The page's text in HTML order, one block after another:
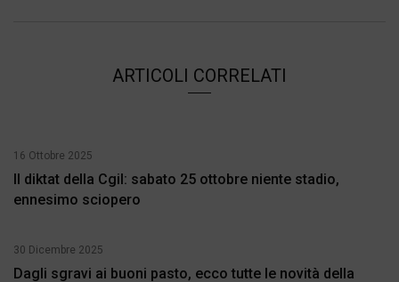
ARTICOLI CORRELATI
16 Ottobre 2025
Il diktat della Cgil: sabato 25 ottobre niente stadio,
ennesimo sciopero
30 Dicembre 2025
Dagli sgravi ai buoni pasto, ecco tutte le novità della